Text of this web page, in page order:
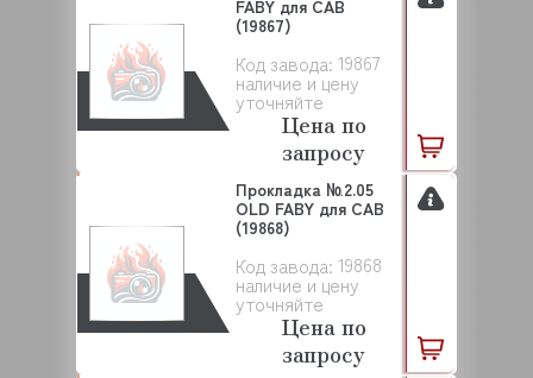
Код завода: 19867
наличие и цену
уточняйте
FABY для САВ
(19867)
Цена по
запросу
Код завода: 19868
наличие и цену
уточняйте
Прокладка №2.05
OLD FABY для CAB
(19868)
Цена по
запросу